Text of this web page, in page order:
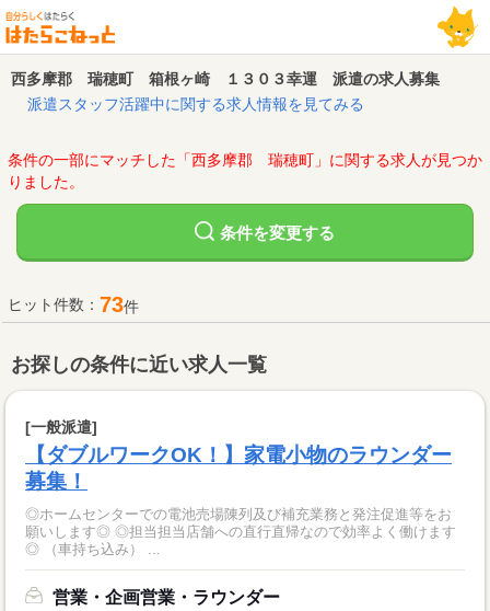
西多摩郡 瑞穂町 箱根ヶ崎 １３０３幸運 派遣の求人募集
派遣スタッフ活躍中に関する求人情報を見てみる
条件の一部にマッチした「西多摩郡 瑞穂町」に関する求人が見つか
りました。
条件を変更する
ヒット件数： 73件
お探しの条件に近い求人一覧
[一般派遣]
【ダブルワークOK！】家電小物のラウンダー
募集！
◎ホームセンターでの電池売場陳列及び補充業務と発注促進等をお
願いします◎ ◎担当担当店舗への直行直帰なので効率よく働けます
◎ （車持ち込み） ...
営業・企画営業・ラウンダー